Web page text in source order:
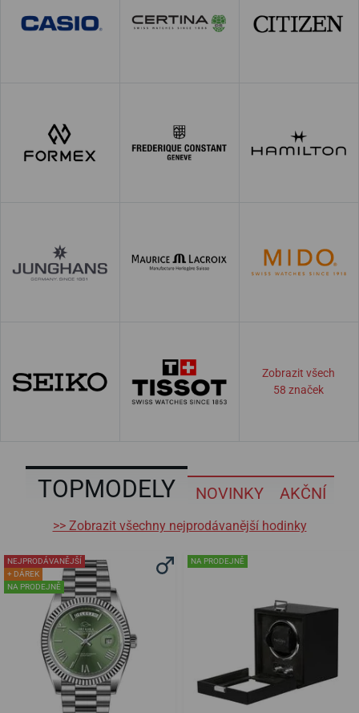
Zobrazit všech
58 značek
TOPMODELY NOVINKY AKČNÍ
>> Zobrazit všechny nejprodávanější hodinky
NEJPRODÁVANĚJŠÍ
+ DÁREK
NA PRODEJNĚ
NA PRODEJNĚ